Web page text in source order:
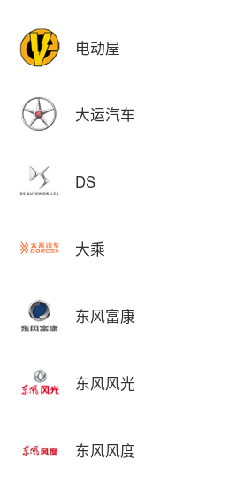
电动屋
大运汽车
DS
大乘
东风富康
东风风光
东风风度